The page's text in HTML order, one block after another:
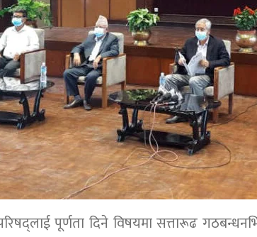
पूर्णता दिने विषयमा सत्तारूढ